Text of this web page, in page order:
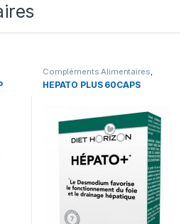
,
Compléments Alimentaires,
Foie et Détox
HEPATO PLUS 60CAPS